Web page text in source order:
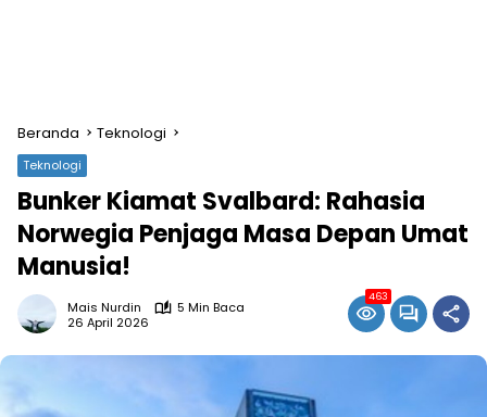
Beranda Teknologi
Teknologi
Bunker Kiamat Svalbard: Rahasia
Norwegia Penjaga Masa Depan Umat
Manusia!
Mais Nurdin
5 Min Baca
26 April 2026
463